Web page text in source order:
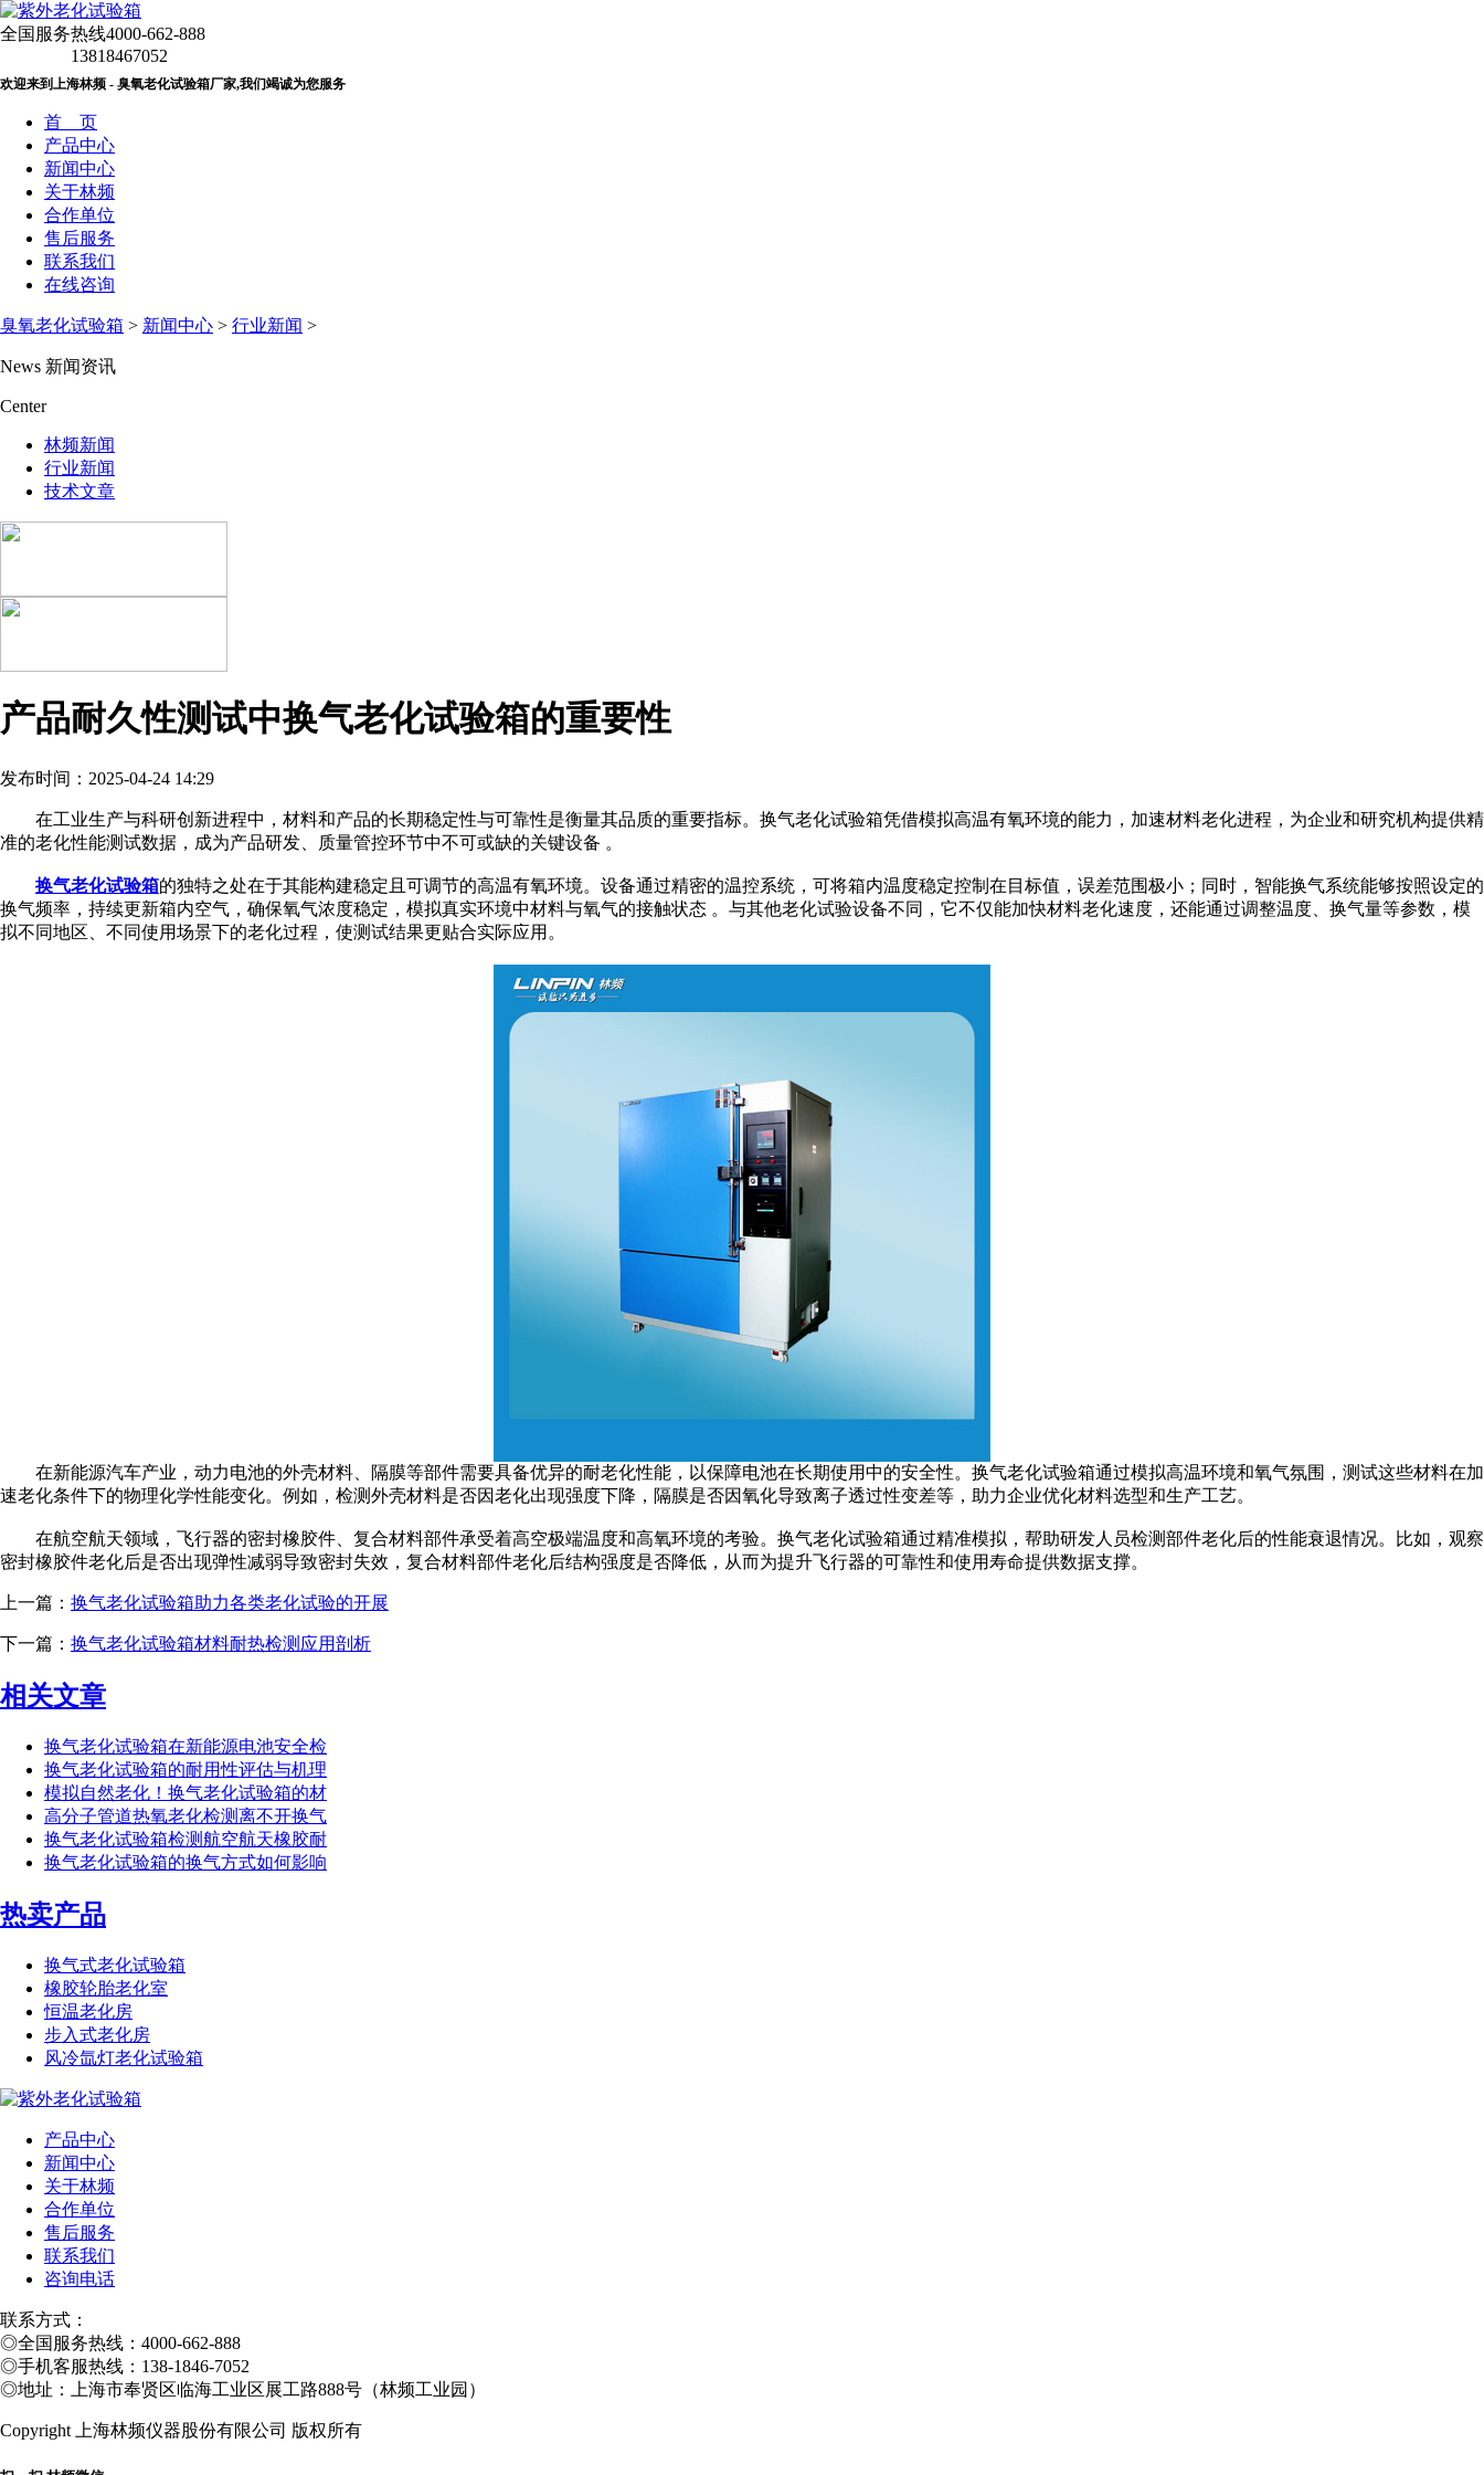
全国服务热线4000-662-888
13818467052
欢迎来到上海林频 - 臭氧老化试验箱厂家,我们竭诚为您服务
首 页
产品中心
新闻中心
关于林频
合作单位
售后服务
联系我们
在线咨询
臭氧老化试验箱 > 新闻中心 > 行业新闻 >
News 新闻资讯
Center
林频新闻
行业新闻
技术文章
产品耐久性测试中换气老化试验箱的重要性
发布时间：2025-04-24 14:29
在工业生产与科研创新进程中，材料和产品的长期稳定性与可靠性是衡量其品质的重要指标。换气老化试验箱凭借模拟高温有氧环境的能力，加速材料老化进程，为企业和研究机构提供精
准的老化性能测试数据，成为产品研发、质量管控环节中不可或缺的关键设备 。
换气老化试验箱的独特之处在于其能构建稳定且可调节的高温有氧环境。设备通过精密的温控系统，可将箱内温度稳定控制在目标值，误差范围极小；同时，智能换气系统能够按照设定的
换气频率，持续更新箱内空气，确保氧气浓度稳定，模拟真实环境中材料与氧气的接触状态 。与其他老化试验设备不同，它不仅能加快材料老化速度，还能通过调整温度、换气量等参数，模
拟不同地区、不同使用场景下的老化过程，使测试结果更贴合实际应用。
在新能源汽车产业，动力电池的外壳材料、隔膜等部件需要具备优异的耐老化性能，以保障电池在长期使用中的安全性。换气老化试验箱通过模拟高温环境和氧气氛围，测试这些材料在加
速老化条件下的物理化学性能变化。例如，检测外壳材料是否因老化出现强度下降，隔膜是否因氧化导致离子透过性变差等，助力企业优化材料选型和生产工艺。
在航空航天领域，飞行器的密封橡胶件、复合材料部件承受着高空极端温度和高氧环境的考验。换气老化试验箱通过精准模拟，帮助研发人员检测部件老化后的性能衰退情况。比如，观察
密封橡胶件老化后是否出现弹性减弱导致密封失效，复合材料部件老化后结构强度是否降低，从而为提升飞行器的可靠性和使用寿命提供数据支撑。
上一篇： 换气老化试验箱助力各类老化试验的开展
下一篇： 换气老化试验箱材料耐热检测应用剖析
相关文章
换气老化试验箱在新能源电池安全检
换气老化试验箱的耐用性评估与机理
模拟自然老化！换气老化试验箱的材
高分子管道热氧老化检测离不开换气
换气老化试验箱检测航空航天橡胶耐
换气老化试验箱的换气方式如何影响
热卖产品
换气式老化试验箱
橡胶轮胎老化室
恒温老化房
步入式老化房
风冷氙灯老化试验箱
产品中心
新闻中心
关于林频
合作单位
售后服务
联系我们
咨询电话
联系方式：
◎全国服务热线：4000-662-888
◎手机客服热线：138-1846-7052
◎地址：上海市奉贤区临海工业区展工路888号（林频工业园）
Copyright 上海林频仪器股份有限公司 版权所有